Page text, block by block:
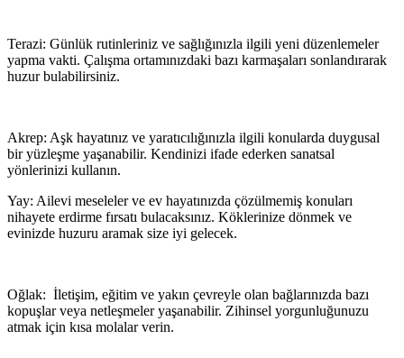
Terazi: Günlük rutinleriniz ve sağlığınızla ilgili yeni düzenlemeler
yapma vakti. Çalışma ortamınızdaki bazı karmaşaları sonlandırarak
huzur bulabilirsiniz.
Akrep: Aşk hayatınız ve yaratıcılığınızla ilgili konularda duygusal
bir yüzleşme yaşanabilir. Kendinizi ifade ederken sanatsal
yönlerinizi kullanın.
Yay: Ailevi meseleler ve ev hayatınızda çözülmemiş konuları
nihayete erdirme fırsatı bulacaksınız. Köklerinize dönmek ve
evinizde huzuru aramak size iyi gelecek.
Oğlak: İletişim, eğitim ve yakın çevreyle olan bağlarınızda bazı
kopuşlar veya netleşmeler yaşanabilir. Zihinsel yorgunluğunuzu
atmak için kısa molalar verin.